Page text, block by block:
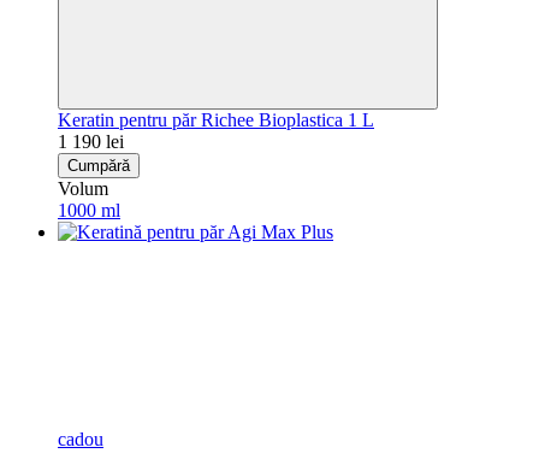
Keratin pentru păr Richee Bioplastica 1 L
1 190 lei
Cumpără
Volum
1000 ml
cadou